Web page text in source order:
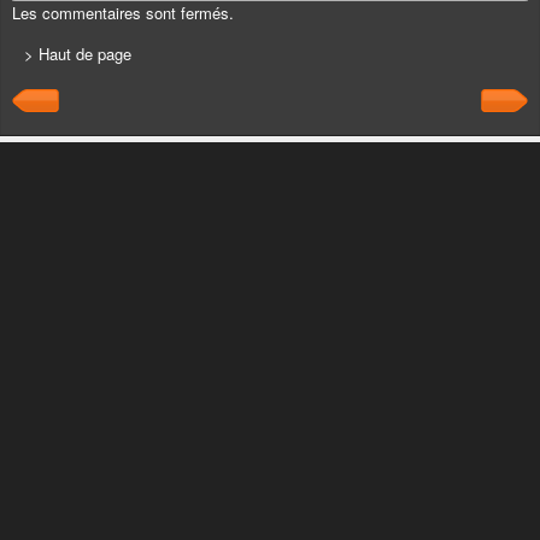
Les commentaires sont fermés.
> Haut de page